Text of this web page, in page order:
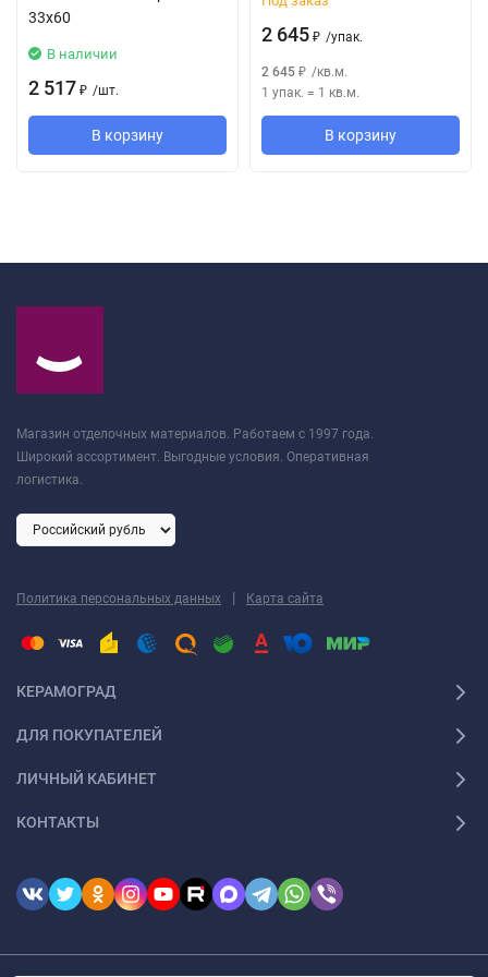
33x60
В наличии
2 517 ₽ /шт.
В корзину
2 645 ₽ /упак.
2 645 ₽ /кв.м.
1 упак. = 1 кв.м.
В корзину
Магазин отделочных материалов. Работаем с 1997 года.
Широкий ассортимент. Выгодные условия. Оперативная
логистика.
Политика персональных данных | Карта сайта
КЕРАМОГРАД
ДЛЯ ПОКУПАТЕЛЕЙ
ЛИЧНЫЙ КАБИНЕТ
КОНТАКТЫ